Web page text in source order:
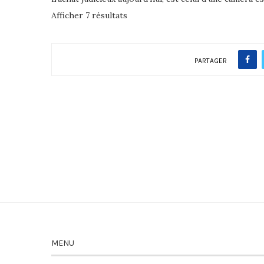
Afficher 7 résultats
PARTAGER
MENU